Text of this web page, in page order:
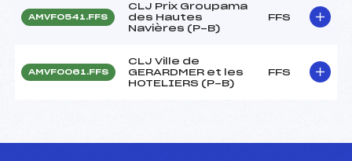
AMVF0541.FFS
CLJ Prix Groupama
des Hautes
Navières (P-B)
FFS
AMVF0061.FFS
CLJ Ville de
GERARDMER et les
HOTELIERS (P-B)
FFS